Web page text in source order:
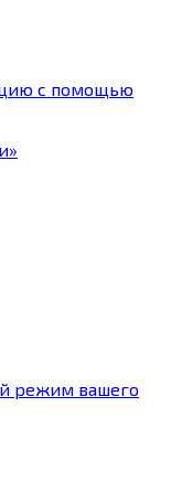
с помощью
режим вашего